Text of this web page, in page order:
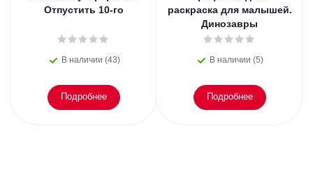
Отпустить 10-го
В наличии (43)
Подробнее
раскраска для малышей.
Динозавры
В наличии (5)
Подробнее